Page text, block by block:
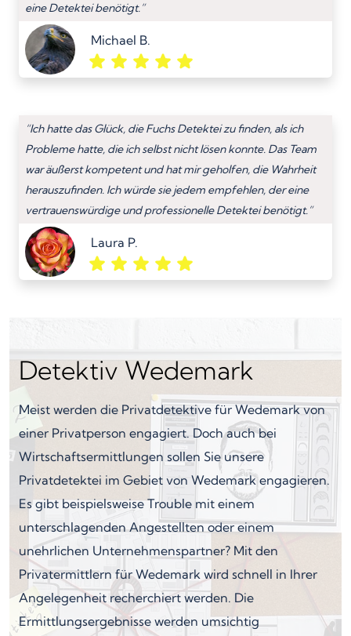
eine Detektei benötigt.”
Michael B.
“Ich hatte das Glück, die Fuchs Detektei zu finden, als ich
Probleme hatte, die ich selbst nicht lösen konnte. Das Team
war äußerst kompetent und hat mir geholfen, die Wahrheit
herauszufinden. Ich würde sie jedem empfehlen, der eine
vertrauenswürdige und professionelle Detektei benötigt.”
Laura P.
Detektiv Wedemark
Meist werden die Privatdetektive für Wedemark von
einer Privatperson engagiert. Doch auch bei
Wirtschaftsermittlungen sollen Sie unsere
Privatdetektei im Gebiet von Wedemark engagieren.
Es gibt beispielsweise Trouble mit einem
unterschlagenden Angestellten oder einem
unehrlichen Unternehmenspartner? Mit den
Privatermittlern für Wedemark wird schnell in Ihrer
Angelegenheit recherchiert werden. Die
Ermittlungsergebnisse werden umsichtig